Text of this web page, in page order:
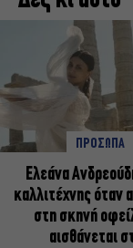
ΠΡΟΣΩΠΑ
Ελεάνα
καλλιτέχνης όταν
στη σκηνή
αισθάνεται